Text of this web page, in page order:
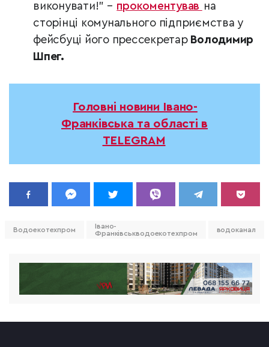
виконувати!” – прокоментував на
сторінці комунального підприємства у
фейсбуці його прессекретар Володимир
Шпег.
Головні новини Івано-
Франківська та області в
TELEGRAM
Водоекотехпром
Івано-
Франківськводоекотехпром
водоканал